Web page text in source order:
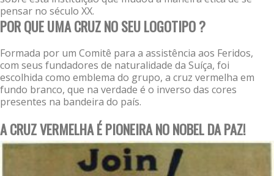
pensar no século XX.
POR QUE UMA CRUZ NO SEU LOGOTIPO ?
Formada por um Comitê para a assistência aos Feridos,
com seus fundadores de naturalidade da Suíça, foi
escolhida como emblema do grupo, a cruz vermelha em
fundo branco, que na verdade é o inverso das cores
presentes na bandeira do país.
A CRUZ VERMELHA É PIONEIRA NO NOBEL DA PAZ!